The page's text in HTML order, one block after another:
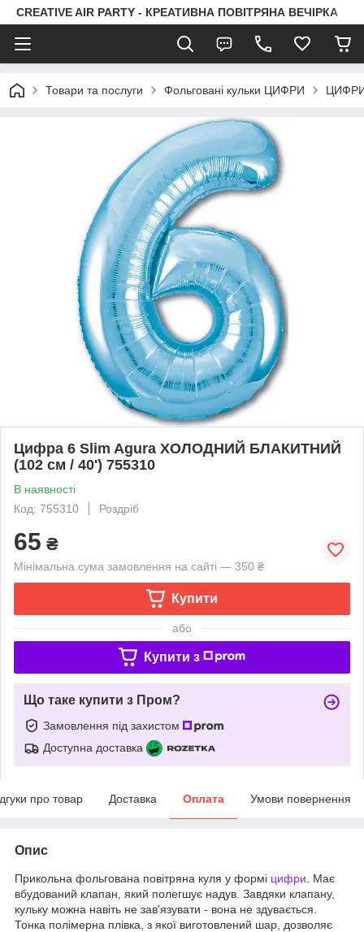
CREATIVE AIR PARTY - КРЕАТИВНА ПОВІТРЯНА ВЕЧІРКА
Товари та послуги Фольговані кульки ЦИФРИ
Цифра 6 Slim Agura ХОЛОДНИЙ БЛАКИТНИЙ
(102 см / 40') 755310
В наявності
Код: 755310
Роздріб
65 ₴
Мінімальна сума замовлення на сайті — 350 ₴
Купити
або
Купити з
Що таке купити з Пром?
Замовлення під захистом
Доступна доставка
про товар Доставка Оплата Умови повернення
Опис
Прикольна фольгована повітряна куля у формі цифри . Має
вбудований клапан, який полегшує надув. Завдяки клапану,
кульку можна навіть не зав'язувати - вона не здувається.
Тонка полімерна плівка, з якої виготовлений шар, дозволяє